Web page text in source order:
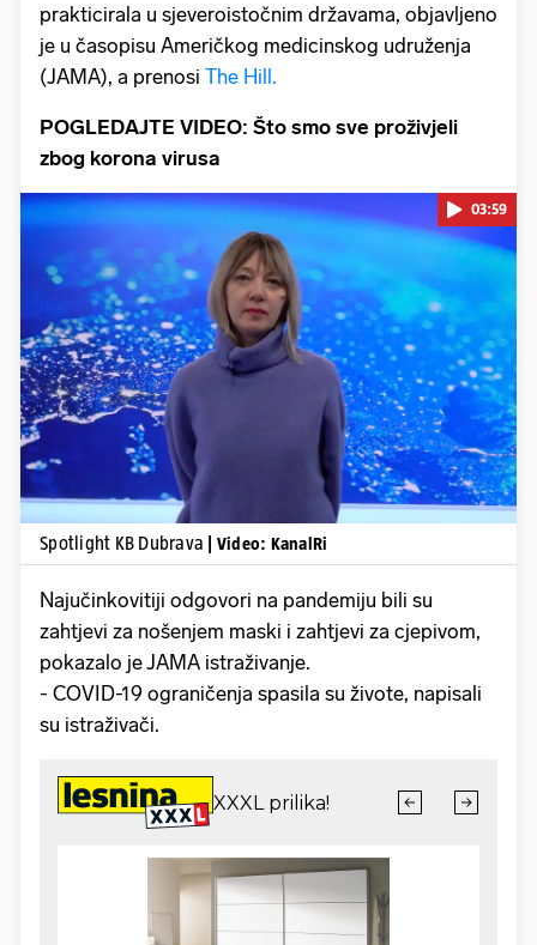
prakticirala u sjeveroistočnim državama, objavljeno
je u časopisu Američkog medicinskog udruženja
(JAMA), a prenosi The Hill.
POGLEDAJTE VIDEO: Što smo sve proživjeli
zbog korona virusa
Pokretanje videa...
03:59
Spotlight KB Dubrava | Video: KanalRi
Najučinkovitiji odgovori na pandemiju bili su
zahtjevi za nošenjem maski i zahtjevi za cjepivom,
pokazalo je JAMA istraživanje.
- COVID-19 ograničenja spasila su živote, napisali
su istraživači.